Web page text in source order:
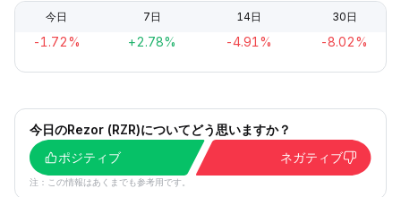
今日 7日 14日 30日
-1.72% +2.78% -4.91% -8.02%
今日のRezor (RZR)についてどう思いますか？
ポジティブ
ネガティブ
注：この情報はあくまでも参考用です。